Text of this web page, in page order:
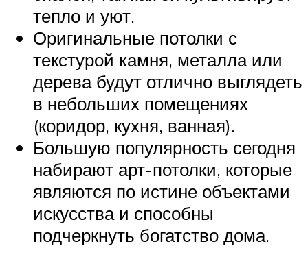
тепло и уют.
Оригинальные потолки с
текстурой камня, металла или
дерева будут отлично выглядеть
в небольших помещениях
(коридор, кухня, ванная).
Большую популярность сегодня
набирают арт-потолки, которые
являются по истине объектами
искусства и способны
подчеркнуть богатство дома.